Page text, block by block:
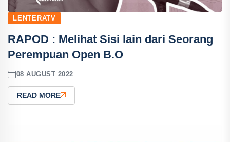
LENTERATV
RAPOD : Melihat Sisi lain dari Seorang
Perempuan Open B.O
08 AUGUST 2022
READ MORE